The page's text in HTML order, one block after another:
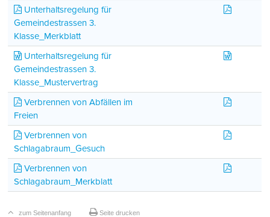
Unterhaltsregelung für
Gemeindestrassen 3.
Klasse_Merkblatt
Unterhaltsregelung für
Gemeindestrassen 3.
Klasse_Mustervertrag
Verbrennen von Abfällen im
Freien
Verbrennen von
Schlagabraum_Gesuch
Verbrennen von
Schlagabraum_Merkblatt
zum Seitenanfang Seite drucken